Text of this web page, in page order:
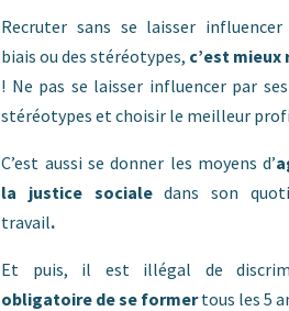
Recruter sans se laisser influencer
biais ou des stéréotypes, c’est
! Ne pas se laisser influencer par
stéréotypes et choisir le meilleur
C’est aussi se donner les moyens d’
la justice socialedans son
travail.
Et puis, il est illégal de
obligatoire de se formertous les 5